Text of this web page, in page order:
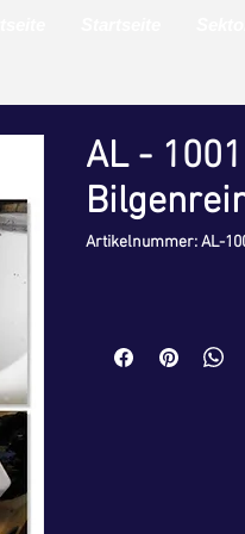
AL -
Artikelnummer: AL-